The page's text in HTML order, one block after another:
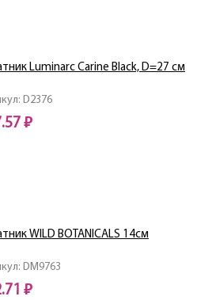
D2376
Luminarc Carine Black, D=27 см
₽
DM9763
WILD BOTANICALS 14см
₽